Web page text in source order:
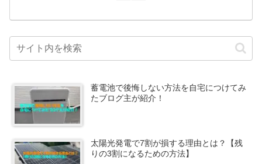
蓄電池で後悔しない方法を自宅につけてみ
たブログ主が紹介！
太陽光発電で7割が損する理由とは？【残
りの3割になるための方法】